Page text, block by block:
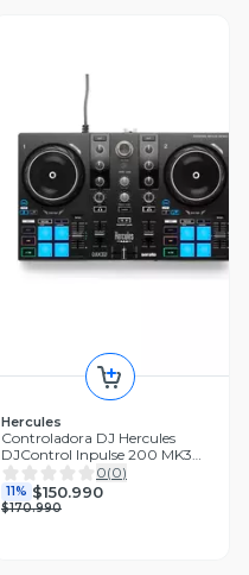
Hercules
Controladora DJ Hercules
DJControl Inpulse 200 MK3
USB C Serato DJ Lite
0(0)
11% $150.990
$170.990